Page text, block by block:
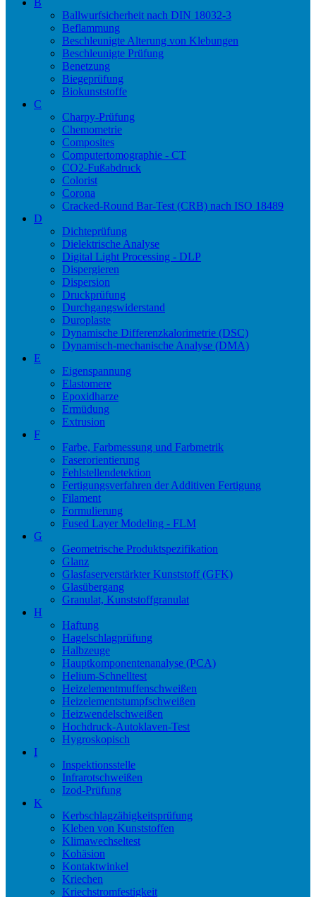
B
Ballwurfsicherheit nach DIN 18032-3
Beflammung
Beschleunigte Alterung von Klebungen
Beschleunigte Prüfung
Benetzung
Biegeprüfung
Biokunststoffe
C
Charpy-Prüfung
Chemometrie
Composites
Computertomographie - CT
CO2-Fußabdruck
Colorist
Corona
Cracked-Round Bar-Test (CRB) nach ISO 18489
D
Dichteprüfung
Dielektrische Analyse
Digital Light Processing - DLP
Dispergieren
Dispersion
Druckprüfung
Durchgangswiderstand
Duroplaste
Dynamische Differenzkalorimetrie (DSC)
Dynamisch-mechanische Analyse (DMA)
E
Eigenspannung
Elastomere
Epoxidharze
Ermüdung
Extrusion
F
Farbe, Farbmessung und Farbmetrik
Faserorientierung
Fehlstellendetektion
Fertigungsverfahren der Additiven Fertigung
Filament
Formulierung
Fused Layer Modeling - FLM
G
Geometrische Produktspezifikation
Glanz
Glasfaserverstärkter Kunststoff (GFK)
Glasübergang
Granulat, Kunststoffgranulat
H
Haftung
Hagelschlagprüfung
Halbzeuge
Hauptkomponentenanalyse (PCA)
Helium-Schnelltest
Heizelementmuffenschweißen
Heizelementstumpfschweißen
Heizwendelschweißen
Hochdruck-Autoklaven-Test
Hygroskopisch
I
Inspektionsstelle
Infrarotschweißen
Izod-Prüfung
K
Kerbschlagzähigkeitsprüfung
Kleben von Kunststoffen
Klimawechseltest
Kohäsion
Kontaktwinkel
Kriechen
Kriechstromfestigkeit